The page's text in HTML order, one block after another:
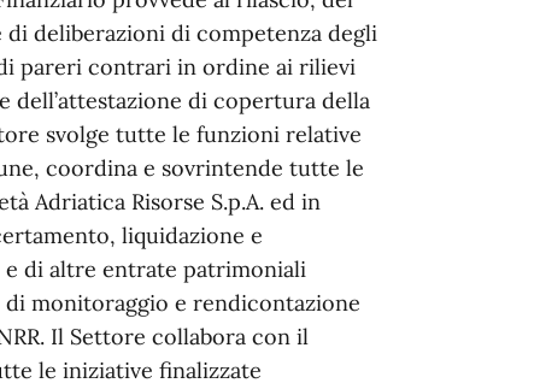
deliberazioni di competenza degli
pareri contrari in ordine ai rilievi
di copertura della
svolge tutte le funzioni relative
coordina e sovrintende tutte le
Adriatica Risorse S.p.A. ed in
liquidazione e
di altre entrate patrimoniali
di monitoraggio e rendicontazione
Il Settore collabora con il
le iniziative finalizzate